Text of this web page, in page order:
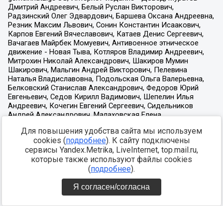
Для повышения удобства сайта мы используем
cookies (подробнее). К сайту подключены
сервисы Yandex.Metrika, LiveInternet, top.mail.ru,
которые также используют файлы cookies
(подробнее).
Я согласен/согласна